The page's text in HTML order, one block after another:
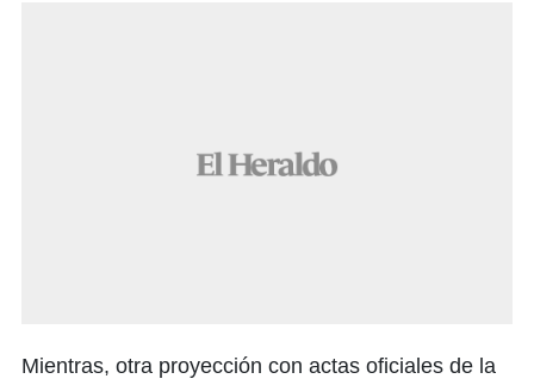
Mientras, otra proyección con actas oficiales de la